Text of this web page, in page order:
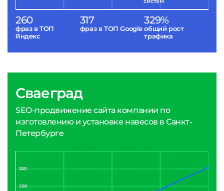
260
фраз в ТОП
Яндекс
317
фраз в ТОП Google
329%
общий рост
трафика
Сваеград
SEO-продвижение сайта компании по
изготовлению и установке навесов в Санкт-
Петербурге